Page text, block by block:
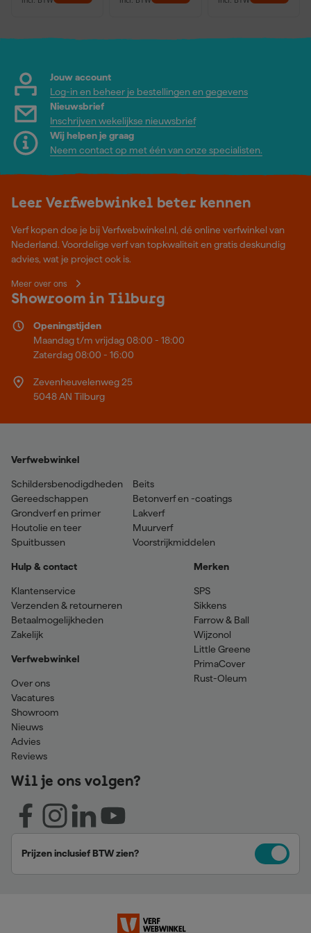
Jouw account
Log-in en beheer je bestellingen en gegevens
Nieuwsbrief
Inschrijven wekelijkse nieuwsbrief
Wij helpen je graag
Neem contact op met één van onze specialisten.
Leer Verfwebwinkel beter kennen
Verf kopen doe je bij Verfwebwinkel.nl, dé online verfwinkel van
Nederland. Voordelige verf van topkwaliteit en gratis deskundig
advies, wat je project ook is.
Meer over ons
Showroom in Tilburg
Openingstijden
Maandag t/m vrijdag 08:00 - 18:00
Zaterdag 08:00 - 16:00
Zevenheuvelenweg 25
5048 AN Tilburg
Verfwebwinkel
Schildersbenodigdheden
Gereedschappen
Grondverf en primer
Houtolie en teer
Spuitbussen
Beits
Betonverf en -coatings
Lakverf
Muurverf
Voorstrijkmiddelen
Hulp & contact
Klantenservice
Verzenden & retourneren
Betaalmogelijkheden
Zakelijk
Verfwebwinkel
Over ons
Vacatures
Showroom
Nieuws
Advies
Reviews
Merken
SPS
Sikkens
Farrow & Ball
Wijzonol
Little Greene
PrimaCover
Rust-Oleum
Wil je ons volgen?
Prijzen inclusief BTW zien?